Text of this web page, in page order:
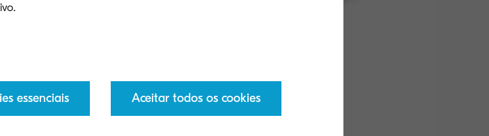
a visualização correta do nosso sítio Web no seu dispositivo.
essenciais Aceitar todos os cookies